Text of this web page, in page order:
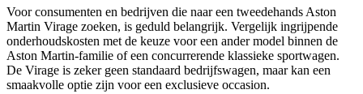
Voor consumenten en bedrijven die naar een tweedehands Aston
Martin Virage zoeken, is geduld belangrijk. Vergelijk ingrijpende
onderhoudskosten met de keuze voor een ander model binnen de
Aston Martin-familie of een concurrerende klassieke sportwagen.
De Virage is zeker geen standaard bedrijfswagen, maar kan een
smaakvolle optie zijn voor een exclusieve occasion.